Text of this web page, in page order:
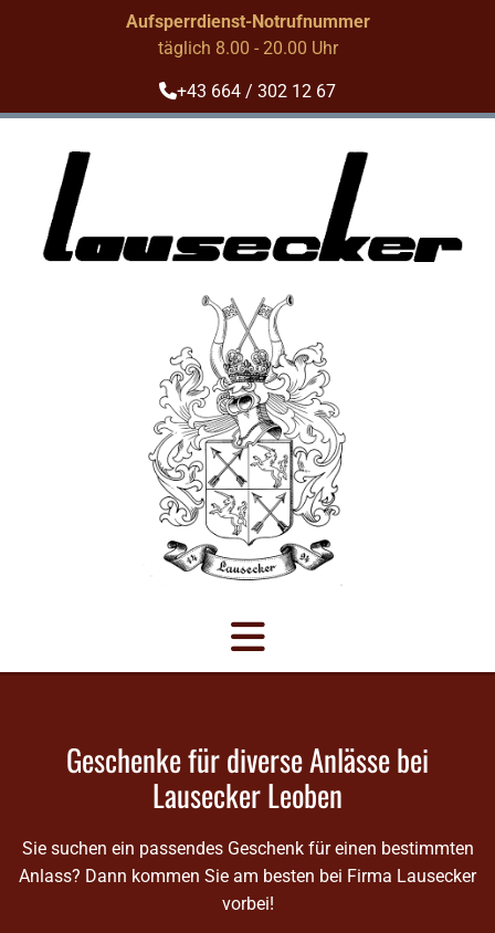
Aufsperrdienst-Notrufnummer
täglich 8.00 - 20.00 Uhr
+43 664 / 302 12 67
Geschenke für diverse Anlässe bei
Lausecker Leoben
Sie suchen ein passendes Geschenk für einen bestimmten
Anlass? Dann kommen Sie am besten bei Firma Lausecker
vorbei!